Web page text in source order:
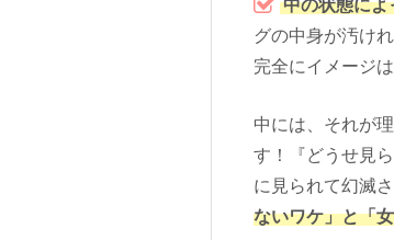
中の状態によ
グの中身が汚け
完全にイメージ
中には、それが
す！『どうせ見
に見られて幻滅
ないワケ」と「